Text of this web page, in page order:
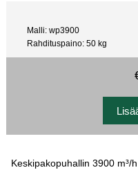
Malli: wp3900
Rahdituspaino: 50 kg
Keskipakopuhallin 3900 m³/